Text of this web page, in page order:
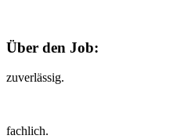
Über den Job:
zuverlässig.
fachlich.